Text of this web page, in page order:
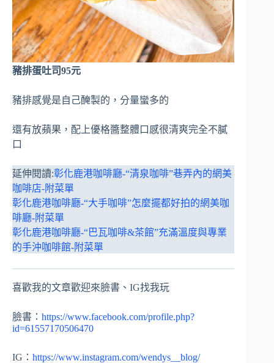
豬排蛋吐司95元
豬排感覺是自己醃製的，分量蠻多的
還有放蘋果，配上優格醬整體口感很清爽完全不膩
口
延伸閱讀:彰化鹿港咖啡廳-“清泉咖啡”巷弄內的網美
咖啡店-附菜單
彰化鹿港咖啡廳-“大手咖啡”怎麼擺都好拍的網美咖
啡廳-附菜單
彰化鹿港咖啡廳-“巴瓦咖啡&茶館”充滿溫度與專業
的手沖咖啡館-附菜單
喜歡我的文章歡迎來臉書、IG找我玩
臉書： https://www.facebook.com/profile.php?
id=61557170506470
IG： https://www.instagram.com/wendys__blog/